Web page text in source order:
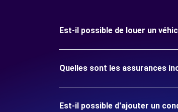
Est-il possible de louer un
Quelles sont les assurances
Est-il possible d'ajouter un